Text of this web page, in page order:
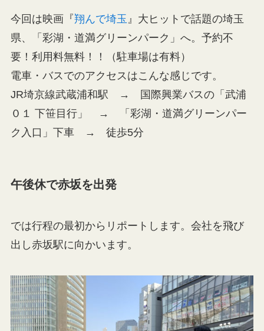
今回は映画『翔んで埼玉 』大ヒットで話題の埼玉
県、「彩湖・道満グリーンパーク」へ。予約不
要！利用料無料！！（駐車場は有料）
電車・バスでのアクセスはこんな感じです。
JR埼京線武蔵浦和駅 → 国際興業バスの「武浦
０１ 下笹目行」 → 「彩湖・道満グリーンパー
ク入口」下車 → 徒歩5分
午後休で赤坂を出発
では行程の最初からリポートします。会社を飛び
出し赤坂駅に向かいます。